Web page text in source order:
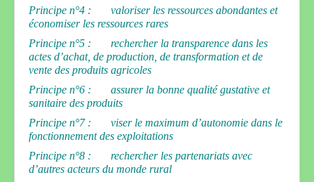
Principe n°4 : valoriser les ressources abondantes et
économiser les ressources rares
Principe n°5 : rechercher la transparence dans les
actes d’achat, de production, de transformation et de
vente des produits agricoles
Principe n°6 : assurer la bonne qualité gustative et
sanitaire des produits
Principe n°7 : viser le maximum d’autonomie dans le
fonctionnement des exploitations
Principe n°8 : rechercher les partenariats avec
d’autres acteurs du monde rural